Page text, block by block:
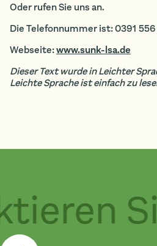
Oder rufen Sie uns an.
Die Telefonnummer ist: 0391
Webseite:www.sunk-lsa.de
Dieser Text wurde in Leichter
Leichte Sprache ist einfach zu